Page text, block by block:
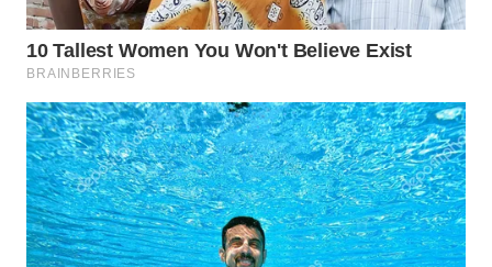
WAHANA
INFRASTRUKTUR
KONSUMEN
WAHANA
LISTRIK
WAHANA